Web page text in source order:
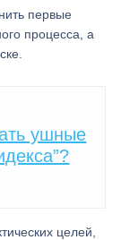
первые
процесса, а
ушные
целей,